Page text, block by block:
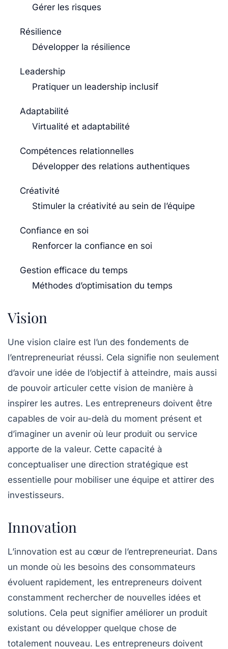
Gérer les risques
Résilience
Développer la résilience
Leadership
Pratiquer un leadership inclusif
Adaptabilité
Virtualité et adaptabilité
Compétences relationnelles
Développer des relations authentiques
Créativité
Stimuler la créativité au sein de l’équipe
Confiance en soi
Renforcer la confiance en soi
Gestion efficace du temps
Méthodes d’optimisation du temps
Vision
Une vision claire est l’un des fondements de
l’entrepreneuriat réussi. Cela signifie non seulement
d’avoir une idée de l’objectif à atteindre, mais aussi
de pouvoir articuler cette vision de manière à
inspirer les autres. Les entrepreneurs doivent être
capables de voir au-delà du moment présent et
d’imaginer un avenir où leur produit ou service
apporte de la valeur. Cette capacité à
conceptualiser une direction stratégique est
essentielle pour mobiliser une équipe et attirer des
investisseurs.
Innovation
L’innovation est au cœur de l’entrepreneuriat. Dans
un monde où les besoins des consommateurs
évoluent rapidement, les entrepreneurs doivent
constamment rechercher de nouvelles idées et
solutions. Cela peut signifier améliorer un produit
existant ou développer quelque chose de
totalement nouveau. Les entrepreneurs doivent